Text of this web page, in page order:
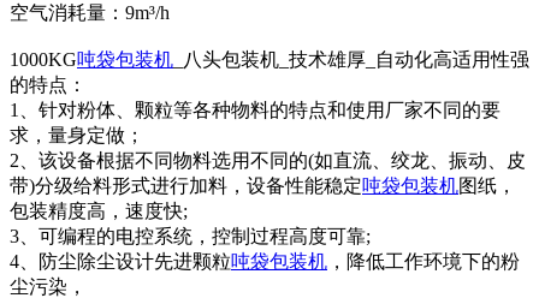
空气消耗量：9m³/h
1000KG吨袋包装机 _八头包装机_技术雄厚_自动化高适用性强
的特点：
1、针对粉体、颗粒等各种物料的特点和使用厂家不同的要
求，量身定做；
2、该设备根据不同物料选用不同的(如直流、绞龙、振动、皮
带)分级给料形式进行加料，设备性能稳定吨袋包装机图纸，
包装精度高，速度快;
3、可编程的电控系统，控制过程高度可靠;
4、防尘除尘设计先进颗粒吨袋包装机 ，降低工作环境下的粉
尘污染，